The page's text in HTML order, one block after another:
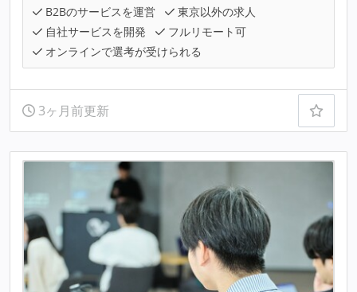
B2Bのサービスを運営
東京以外の求人
自社サービスを開発
フルリモート可
オンラインで選考が受けられる
3ヶ月前更新